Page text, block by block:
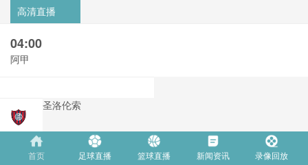
高清直播
04:00
阿甲
圣洛伦索
飓风队
首页 足球直播 篮球直播 新闻资讯 录像回放